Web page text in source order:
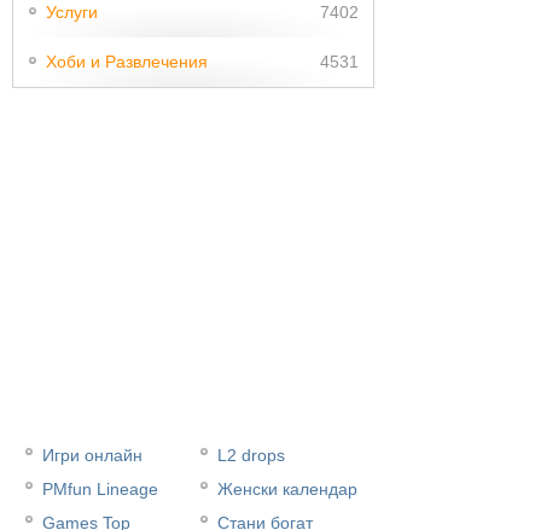
Услуги 7402
Хоби и Развлечения 4531
Игри онлайн
PMfun Lineage
Games Top
L2 drops
Женски календар
Стани богат